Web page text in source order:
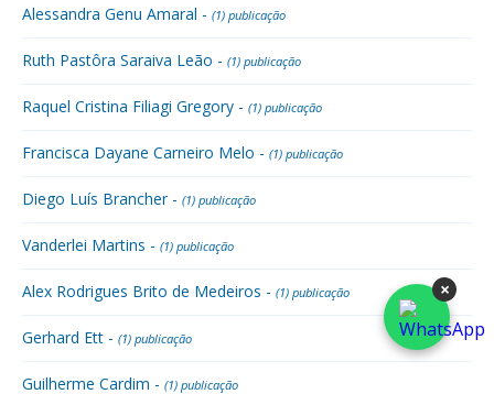
Alessandra Genu Amaral - (1) publicação
Ruth Pastôra Saraiva Leão - (1) publicação
Raquel Cristina Filiagi Gregory - (1) publicação
Francisca Dayane Carneiro Melo - (1) publicação
Diego Luís Brancher - (1) publicação
Vanderlei Martins - (1) publicação
Alex Rodrigues Brito de Medeiros - (1) publicação
Gerhard Ett - (1) publicação
Guilherme Cardim - (1) publicação
×